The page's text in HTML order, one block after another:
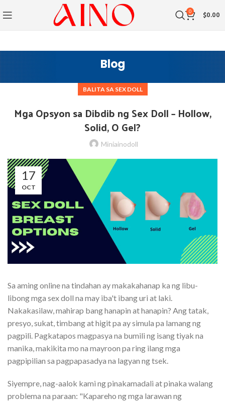
0 $0.00
Blog
BALITA SA SEX DOLL
Mga Opsyon sa Dibdib ng Sex Doll – Hollow,
Solid, O Gel?
Miniainodoll
17
OCT
Sa aming online na tindahan ay makakahanap ka ng libu-
libong mga sex doll na may iba't ibang uri at laki.
Nakakasilaw, mahirap bang hanapin at hanapin? Ang tatak,
presyo, sukat, timbang at higit pa ay simula pa lamang ng
pagpili. Pagkatapos magpasya na bumili ng isang tiyak na
manika, makikita mo na mayroon pa ring ilang mga
pagpipilian sa pagpapasadya na lagyan ng tsek.
Siyempre, nag-aalok kami ng pinakamadali at pinaka walang
problema na paraan: "Kapareho ng mga larawan ng